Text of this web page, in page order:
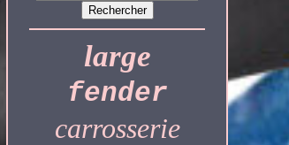
large
fender
carrosserie